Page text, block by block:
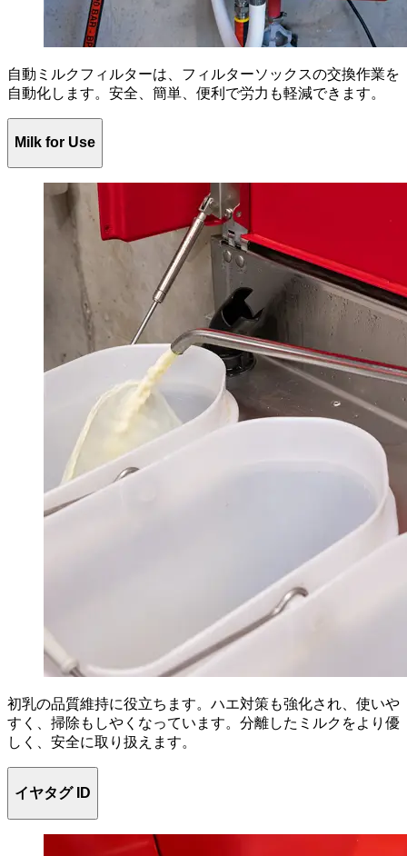
自動ミルクフィルターは、フィルターソックスの交換作業を
自動化します。安全、簡単、便利で労力も軽減できます。
Milk for Use
初乳の品質維持に役立ちます。ハエ対策も強化され、使いや
すく、掃除もしやくなっています。分離したミルクをより優
しく、安全に取り扱えます。
イヤタグ ID